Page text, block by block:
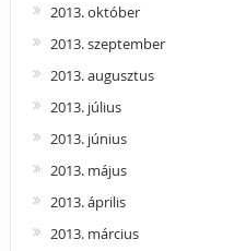
2013. október
2013. szeptember
2013. augusztus
2013. július
2013. június
2013. május
2013. április
2013. március